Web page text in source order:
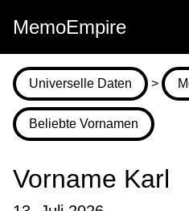
MemoEmpire
Universelle Daten >
Beliebte Vornamen
Vorname Karl